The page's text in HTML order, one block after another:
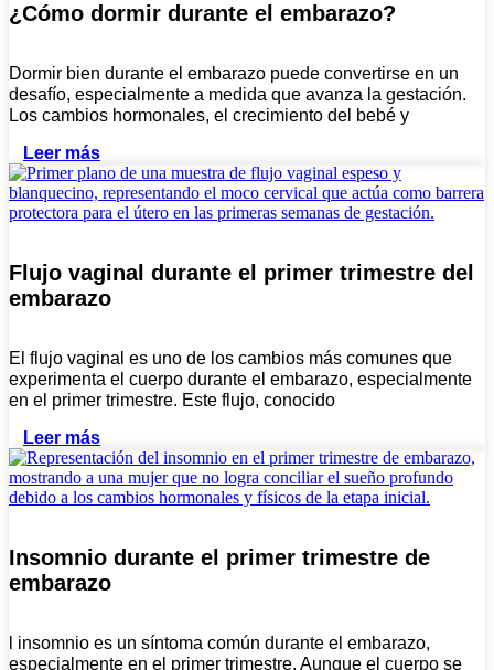
¿Cómo dormir durante el embarazo?
Dormir bien durante el embarazo puede convertirse en un
desafío, especialmente a medida que avanza la gestación.
Los cambios hormonales, el crecimiento del bebé y
Leer más
Flujo vaginal durante el primer trimestre del
embarazo
El flujo vaginal es uno de los cambios más comunes que
experimenta el cuerpo durante el embarazo, especialmente
en el primer trimestre. Este flujo, conocido
Leer más
Insomnio durante el primer trimestre de
embarazo
l insomnio es un síntoma común durante el embarazo,
especialmente en el primer trimestre. Aunque el cuerpo se